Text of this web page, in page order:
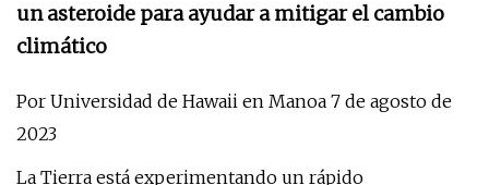
un asteroide para ayudar a mitigar el cambio
climático
Por Universidad de Hawaii en Manoa 7 de agosto de
2023
La Tierra está experimentando un rápido